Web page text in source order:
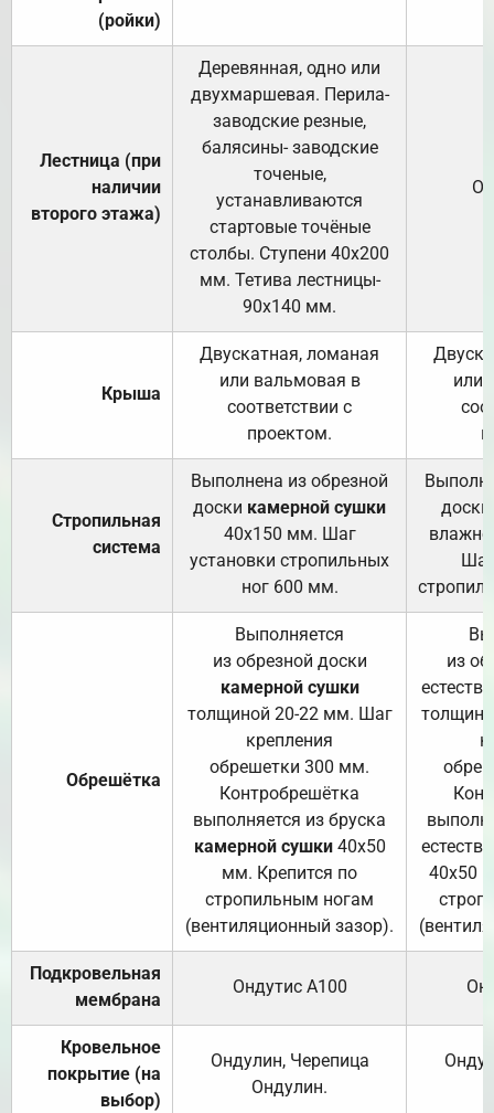
(ройки)
Лестница (при
наличии
второго этажа)
Деревянная, одно или
двухмаршевая. Перила-
заводские резные,
балясины- заводские
точеные,
устанавливаются
стартовые точёные
столбы. Ступени 40х200
мм. Тетива лестницы-
90х140 мм.
Крыша
Двускатная, ломаная
или вальмовая в
соответствии с
проектом.
или
Стропильная
система
Выполнена из обрезной
доски камерной сушки
40х150 мм. Шаг
установки стропильных
ног 600 мм.
доски
Обрешётка
Выполняется
из обрезной доски
камерной сушки
толщиной 20-22 мм. Шаг
крепления
обрешетки 300 мм.
Контробрешётка
выполняется из бруска
камерной сушки40х50
мм. Крепится по
стропильным ногам
(вентиляционный зазор).
из
40х50
Подкровельная
мембрана
Ондутис А100
Кровельное
покрытие (на
выбор)
Ондулин, Черепица
Ондулин.